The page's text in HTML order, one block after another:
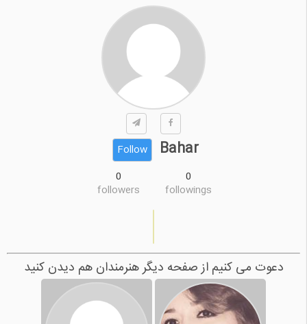
Bahar
Follow
0
followings
0
followers
دعوت می کنیم از صفحه دیگر هنرمندان هم دیدن کنید